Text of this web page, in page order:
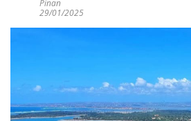
Pinan
29/01/2025